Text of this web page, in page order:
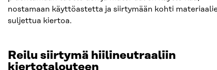
nostamaan käyttöastetta ja siirtymään kohti
suljettua kiertoa.
Reilu siirtymä hiilineutraaliin
kiertotalouteen